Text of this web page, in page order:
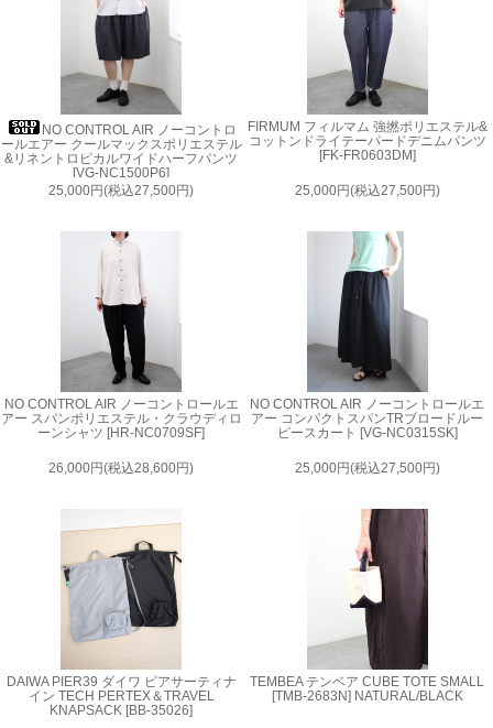
NO CONTROL AIR ノーコントロ
ールエアー クールマックスポリエステル
&リネントロピカルワイドハーフパンツ
[VG-NC1500P6]
25,000円(税込27,500円)
FIRMUM フィルマム 強撚ポリエステル&
コットンドライテーパードデニムパンツ
[FK-FR0603DM]
25,000円(税込27,500円)
NO CONTROL AIR ノーコントロールエ
アー スパンポリエステル・クラウディロ
ーンシャツ [HR-NC0709SF]
26,000円(税込28,600円)
NO CONTROL AIR ノーコントロールエ
アー コンパクトスパンTRブロードルー
ピースカート [VG-NC0315SK]
25,000円(税込27,500円)
DAIWA PIER39 ダイワ ピアサーティナ
イン TECH PERTEX＆TRAVEL
KNAPSACK [BB-35026]
TEMBEA テンベア CUBE TOTE SMALL
[TMB-2683N] NATURAL/BLACK